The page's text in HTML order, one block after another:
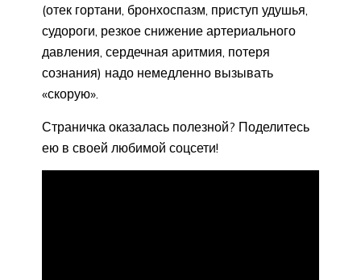
(отек гортани, бронхоспазм, приступ удушья,
судороги, резкое снижение артериального
давления, сердечная аритмия, потеря
сознания) надо немедленно вызывать
«скорую».
Страничка оказалась полезной? Поделитесь
ею в своей любимой соцсети!